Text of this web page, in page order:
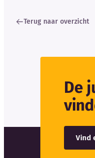
Terug naar overzicht
De
Vind